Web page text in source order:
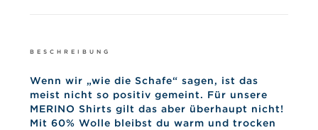
BESCHREIBUNG
Wenn wir „wie die Schafe“ sagen, ist das
meist nicht so positiv gemeint. Für unsere
MERINO Shirts gilt das aber überhaupt nicht!
Mit 60% Wolle bleibst du warm und trocken